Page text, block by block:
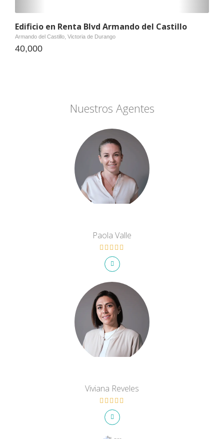
Edificio en Renta Blvd Armando del Castillo
Armando del Castillo, Victoria de Durango
40,000
Nuestros Agentes
Paola Valle
Viviana Reveles